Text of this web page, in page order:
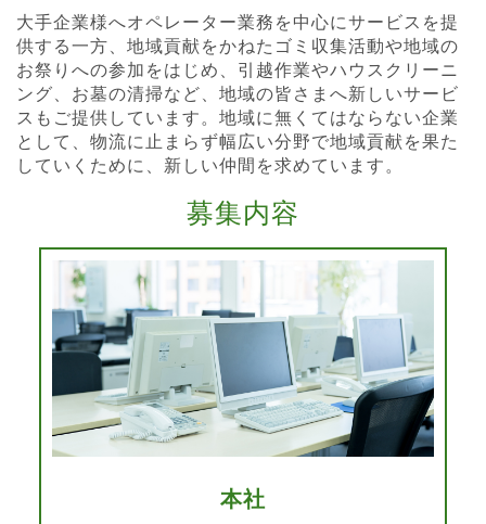
大手企業様へオペレーター業務を中心にサービスを提
供する一方、地域貢献をかねたゴミ収集活動や地域の
お祭りへの参加をはじめ、引越作業やハウスクリーニ
ング、お墓の清掃など、地域の皆さまへ新しいサービ
スもご提供しています。地域に無くてはならない企業
として、物流に止まらず幅広い分野で地域貢献を果た
していくために、新しい仲間を求めています。
募集内容
本社